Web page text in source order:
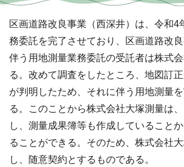
区画道路改良事業（西深井）は、令和4
務委託を完了させており、区画道路改
伴う用地測量業務委託の受託者は株式
る。改めて調査をしたところ、地図訂
が判明したため、それに伴う用地測量
る。このことから株式会社大塚測量は
し、測量成果簿等も作成していること
ることができる。そのため、株式会社
し、随意契約とするものである。